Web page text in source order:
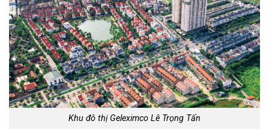
Khu đô thị Geleximco Lê Trọng Tấn